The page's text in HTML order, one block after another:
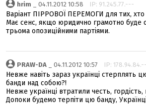
hrim _ 04.11.2012 10:58 IP: 91.245.77.---
Варіант ПІРРОВОЇ ПЕРЕМОГИ для тих,
Має сенс, якщо юридично грамотно буде
трьома опозиційними партіями.
PRAW-DA _ 04.11.2012 10:57 IP:
Невже навіть зараз українці стерплять
банди над собою?!
Невже українці втратили честь, гордість,
Допоки будемо терпіти цю банду,